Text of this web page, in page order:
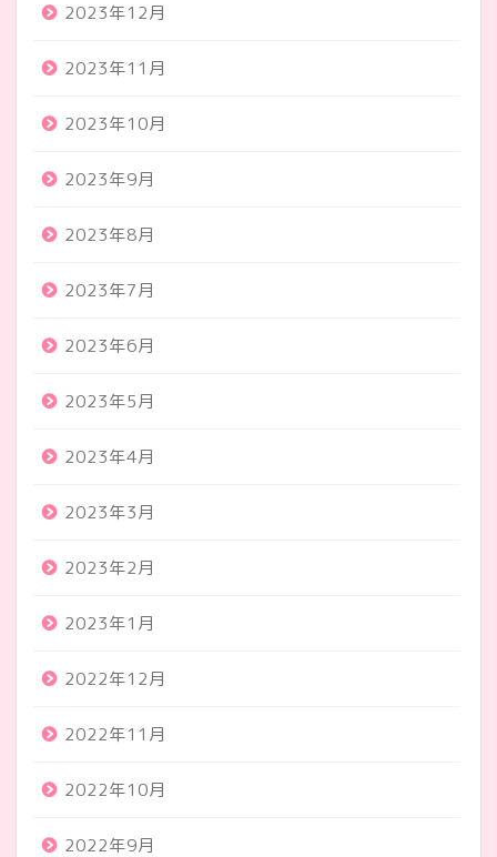
2023年12月
2023年11月
2023年10月
2023年9月
2023年8月
2023年7月
2023年6月
2023年5月
2023年4月
2023年3月
2023年2月
2023年1月
2022年12月
2022年11月
2022年10月
2022年9月